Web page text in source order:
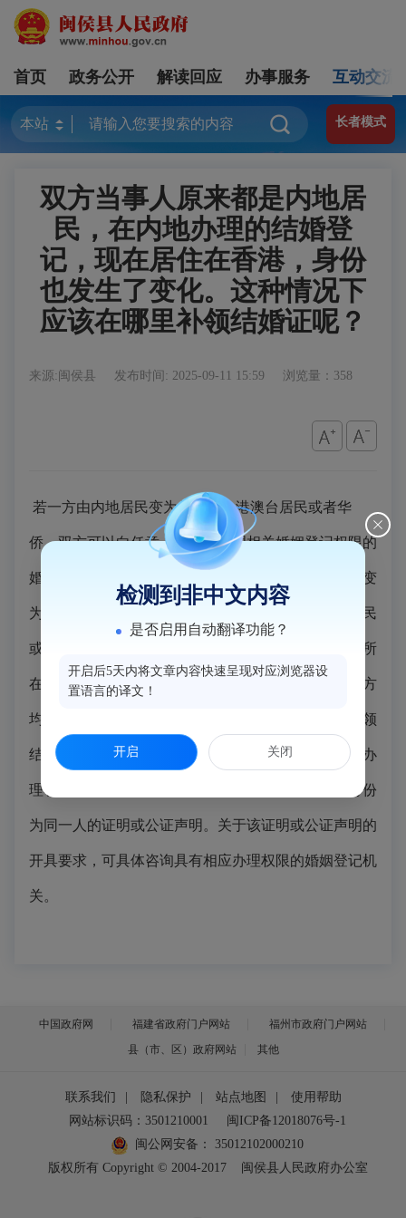
首页 政务公开 解读回应 办事服务 互动交流
长者模式
双方当事人原来都是内地居
民，在内地办理的结婚登
记，现在居住在香港，身份
也发生了变化。这种情况下
应该在哪里补领结婚证呢？
来源:闽侯县 发布时间: 2025-09-11 15:59 浏览量：358
若一方由内地居民变为外国人、港澳台居民或者华
侨，双方可以向任意一个具有办理相关婚姻登记权限的
婚姻登记机关申请补领；若一方变为外国人，另一方变
为港澳台居民或者华侨的，或者双方均变为港澳台居民
或者华侨的，需要到原结婚登记的机关、工作或生活所
在地有相关办理婚姻登记权限的机关申请补领；若双方
均变为外国人的，可以调取结婚登记档案，但不可补领
结婚证。需要注意的是，身份变化的当事人除需出具办
理补领婚姻登记证件的常规材料外，还需提供前后身份
为同一人的证明或公证声明。关于该证明或公证声明的
开具要求，可具体咨询具有相应办理权限的婚姻登记机
关。
中国政府网 福建省政府门户网站
福州市政府门户网站
县（市、区）政府网站
其他
联系我们 隐私保护 站点地图
使用帮助
网站标识码：3501210001
闽ICP备12018076号-1
闽公网安备：
35012102000210
版权所有 Copyright © 2004-2017
闽侯县人民政府办公室
检测到非中文内容
是否启用自动翻译功能？
开启后5天内将文章内容快速呈现对应浏览器设
置语言的译文！
开启 关闭